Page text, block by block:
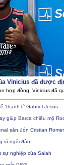
Vinicius đã được
hợp đồng, Vinicius đã
‘thanh lí’ Gabriel Jesus
giúp Barca chiêu mộ
săn đón Cristian
vì ngôi đầu
sự nghiệp của Salah